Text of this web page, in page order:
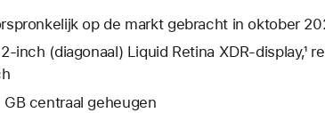
op de markt gebracht in oktober
(diagonaal) Liquid Retina XDR-
centraal geheugen